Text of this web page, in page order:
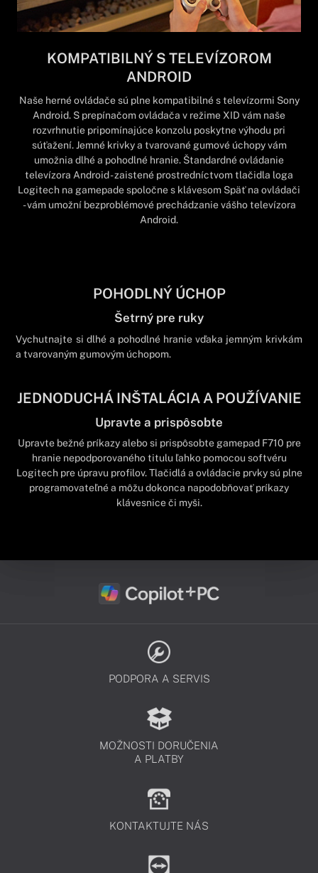
KOMPATIBILNÝ S TELEVÍZOROM
ANDROID
Naše herné ovládače sú plne kompatibilné s televízormi Sony
Android. S prepínačom ovládača v režime XID vám naše
rozvrhnutie pripomínajúce konzolu poskytne výhodu pri
súťažení. Jemné krivky a tvarované gumové úchopy vám
umožnia dlhé a pohodlné hranie. Štandardné ovládanie
televízora Android - zaistené prostredníctvom tlačidla loga
Logitech na gamepade spoločne s klávesom Späť na ovládači
- vám umožní bezproblémové prechádzanie vášho televízora
Android.
POHODLNÝ ÚCHOP
Šetrný pre ruky
Vychutnajte si dlhé a pohodlné hranie vďaka jemným krivkám
a tvarovaným gumovým úchopom.
JEDNODUCHÁ INŠTALÁCIA A POUŽÍVANIE
Upravte a prispôsobte
Upravte bežné príkazy alebo si prispôsobte gamepad F710 pre
hranie nepodporovaného titulu ľahko pomocou softvéru
Logitech pre úpravu profilov. Tlačidlá a ovládacie prvky sú plne
programovateľné a môžu dokonca napodobňovať príkazy
klávesnice či myši.
PODPORA A SERVIS
MOŽNOSTI DORUČENIA
A PLATBY
KONTAKTUJTE NÁS